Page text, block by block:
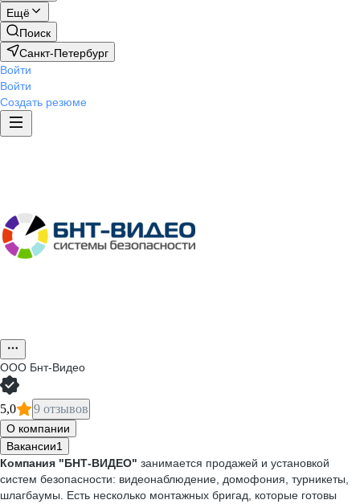
Ещё
Поиск
Санкт-Петербург
Войти
Войти
Создать резюме
ООО Бнт-Видео
5,0 9 отзывов
О компании
Вакансии1
Компания "БНТ-ВИДЕО" занимается продажей и установкой
систем безопасности: видеонаблюдение, домофония, турникеты,
шлагбаумы. Есть несколько монтажных бригад, которые готовы